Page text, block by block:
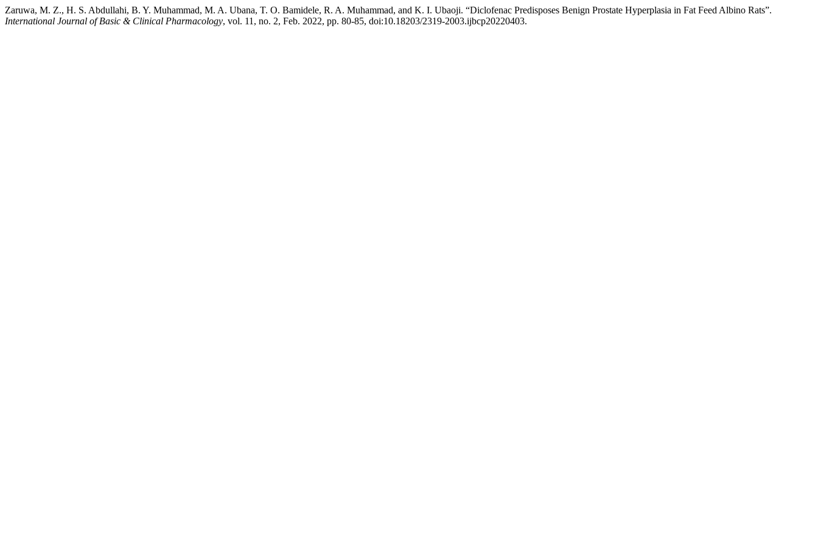
Zaruwa, M. Z., H. S. Abdullahi, B. Y. Muhammad, M. A. Ubana, T. O. Bamidele, R. A. Muhammad, and K. I. Ubaoji. “Diclofenac Predisposes Benign Prostate Hyperplasia in Fat Feed Albino Rats”.
International Journal of Basic & Clinical Pharmacology, vol. 11, no. 2, Feb. 2022, pp. 80-85, doi:10.18203/2319-2003.ijbcp20220403.